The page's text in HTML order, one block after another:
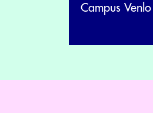
Campus Venlo